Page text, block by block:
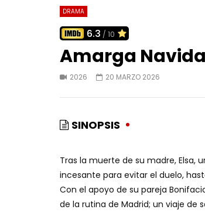
DRAMA
6.3 / 10
Amarga
2026 20 MARZO 2026
SINOPSIS
Tras la muerte de su madre, Elsa,
incesante para evitar el duelo,
Con el apoyo de su pareja
de la rutina de Madrid; un viaje de